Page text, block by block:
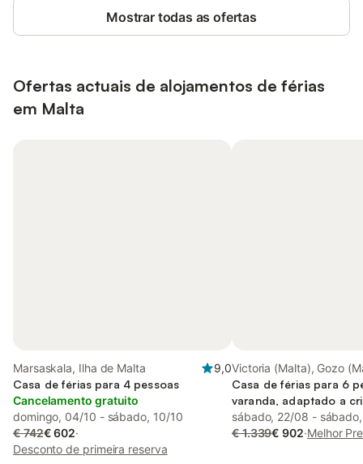
Mostrar todas as ofertas
Ofertas actuais de alojamentos de férias
em Malta
Marsaskala, Ilha de Malta
9,0
Casa de férias para 4 pessoas
Cancelamento gratuito
domingo, 04/10 - sábado, 10/10
€ 742€ 602·
Desconto de primeira reserva
Victoria (Malta), Gozo
Casa de férias para 6
varanda, adaptado a
sábado, 22/08 -
€ 1.339€ 902·Melhor